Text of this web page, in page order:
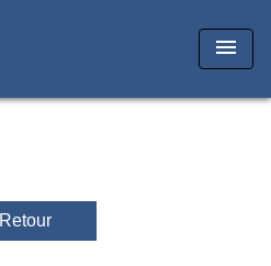
menu
Retour